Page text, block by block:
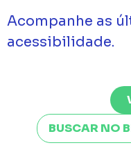
Acompanhe as
acessibilidade.